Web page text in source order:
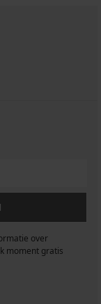
over
moment gratis